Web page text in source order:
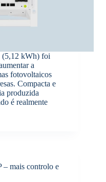
(5,12 kWh) foi
a
fotovoltaicos
Compacta e
produzida
é realmente
mais controlo e